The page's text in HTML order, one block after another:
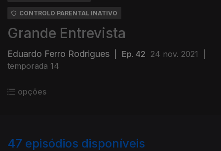
CONTROLO PARENTAL INATIVO
Grande Entrevista
Eduardo Ferro Rodrigues Ep. 42 24 nov. 2021
temporada 14
opções
47 episódios disponíveis